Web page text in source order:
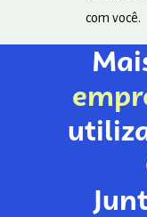
com você.